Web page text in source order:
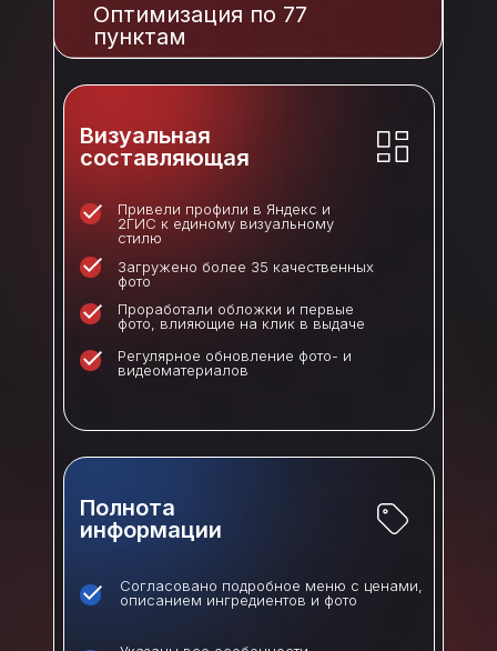
Оптимизация по 77
пунктам
Привели профили в Яндекс и
2ГИС к единому визуальному
стилю
Регулярное обновление фото- и
видеоматериалов
Проработали обложки и первые
фото, влияющие на клик в выдаче
Загружено более 35 качественных
фото
Визуальная
составляющая
Полнота
информации
Согласовано подробное меню с ценами,
описанием ингредиентов и фото